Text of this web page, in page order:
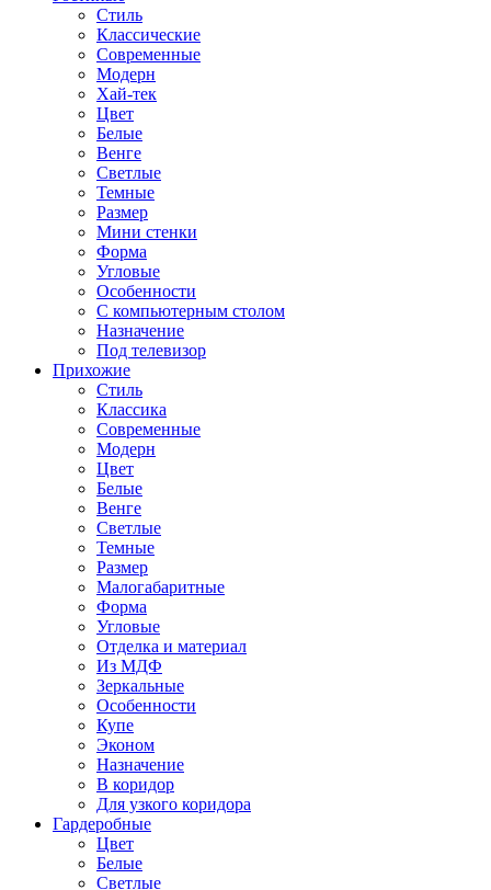
Стиль
Классические
Современные
Модерн
Хай-тек
Цвет
Белые
Венге
Светлые
Темные
Размер
Мини стенки
Форма
Угловые
Особенности
С компьютерным столом
Назначение
Под телевизор
Прихожие
Стиль
Классика
Современные
Модерн
Цвет
Белые
Венге
Светлые
Темные
Размер
Малогабаритные
Форма
Угловые
Отделка и материал
Из МДФ
Зеркальные
Особенности
Купе
Эконом
Назначение
В коридор
Для узкого коридора
Гардеробные
Цвет
Белые
Светлые